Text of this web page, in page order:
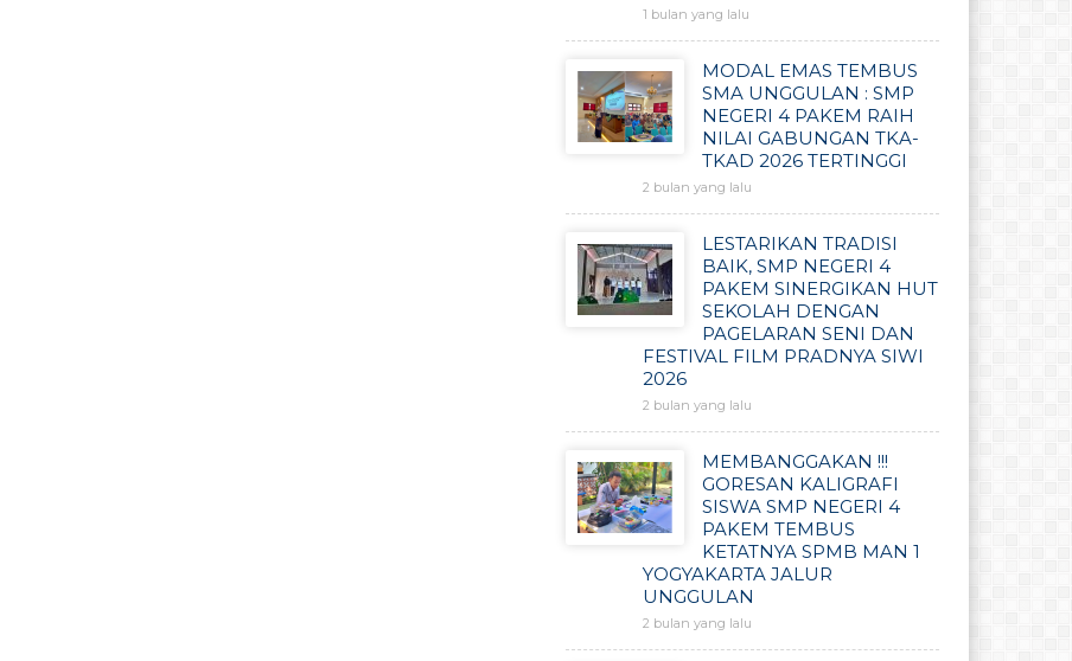
1 bulan yang lalu
MODAL EMAS TEMBUS
SMA UNGGULAN : SMP
NEGERI 4 PAKEM RAIH
NILAI GABUNGAN TKA-
TKAD 2026 TERTINGGI
2 bulan yang lalu
LESTARIKAN TRADISI
BAIK, SMP NEGERI 4
PAKEM SINERGIKAN HUT
SEKOLAH DENGAN
PAGELARAN SENI DAN
FESTIVAL FILM PRADNYA SIWI
2026
2 bulan yang lalu
MEMBANGGAKAN !!!
GORESAN KALIGRAFI
SISWA SMP NEGERI 4
PAKEM TEMBUS
KETATNYA SPMB MAN 1
YOGYAKARTA JALUR
UNGGULAN
2 bulan yang lalu